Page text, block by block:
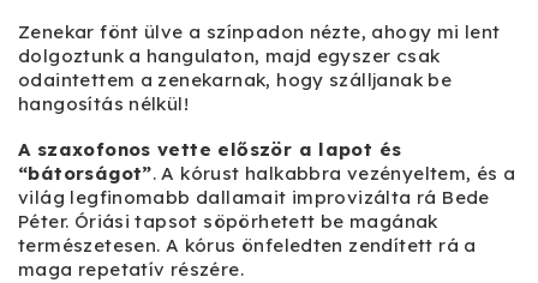
Zenekar fönt ülve a színpadon nézte, ahogy mi lent
dolgoztunk a hangulaton, majd egyszer csak
odaintettem a zenekarnak, hogy szálljanak be
hangosítás nélkül!
A szaxofonos vette először a lapot és
“bátorságot”. A kórust halkabbra vezényeltem, és a
világ legfinomabb dallamait improvizálta rá Bede
Péter. Óriási tapsot söpörhetett be magának
természetesen. A kórus önfeledten zendített rá a
maga repetatív részére.